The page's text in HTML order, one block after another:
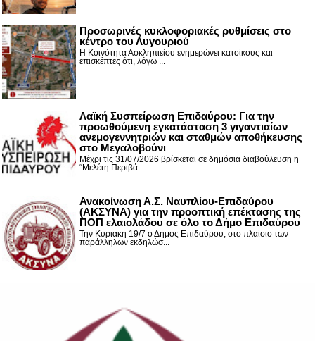
Προσωρινές κυκλοφοριακές ρυθμίσεις στο
κέντρο του Λυγουριού
Η Κοινότητα Ασκληπιείου ενημερώνει κατοίκους και
επισκέπτες ότι, λόγω ...
Λαϊκή Συσπείρωση Επιδαύρου: Για την
προωθούμενη εγκατάσταση 3 γιγαντιαίων
ανεμογεννητριών και σταθμών αποθήκευσης
στο Μεγαλοβούνι
Μέχρι τις 31/07/2026 βρίσκεται σε δημόσια διαβούλευση η
“Μελέτη Περιβά...
Ανακοίνωση Α.Σ. Ναυπλίου-Επιδαύρου
(ΑΚΣΥΝΑ) για την προοπτική επέκτασης της
ΠΟΠ ελαιολάδου σε όλο το Δήμο Επιδαύρου
Την Κυριακή 19/7 ο Δήμος Επιδαύρου, στο πλαίσιο των
παράλληλων εκδηλώσ...